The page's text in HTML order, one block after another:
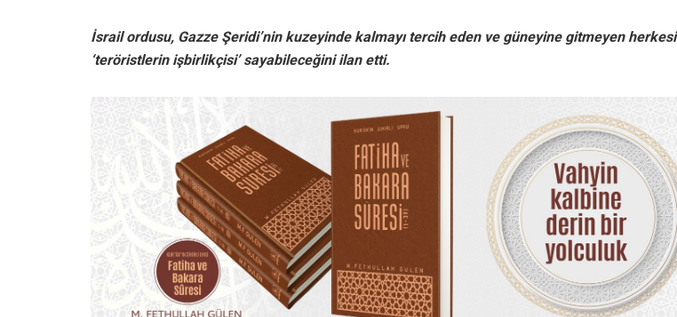
İsrail ordusu, Gazze Şeridi’nin kuzeyinde kalmayı tercih eden ve güneyine gitmeyen herkesi
‘teröristlerin işbirlikçisi’ sayabileceğini ilan etti.